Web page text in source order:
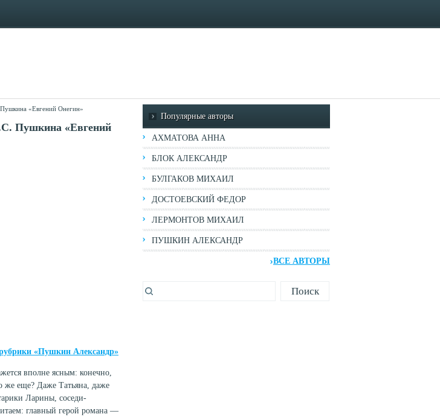
«Евгений Онегин»
Пушкина «Евгений
«Пушкин Александр»
вполне ясным: конечно,
еще? Даже Татьяна, даже
Ларины, соседи-
главный герой романа —
Популярные авторы
АХМАТОВА АННА
БЛОК АЛЕКСАНДР
БУЛГАКОВ МИХАИЛ
ДОСТОЕВСКИЙ ФЕДОР
ЛЕРМОНТОВ МИХАИЛ
ПУШКИН АЛЕКСАНДР
ВСЕ АВТОРЫ